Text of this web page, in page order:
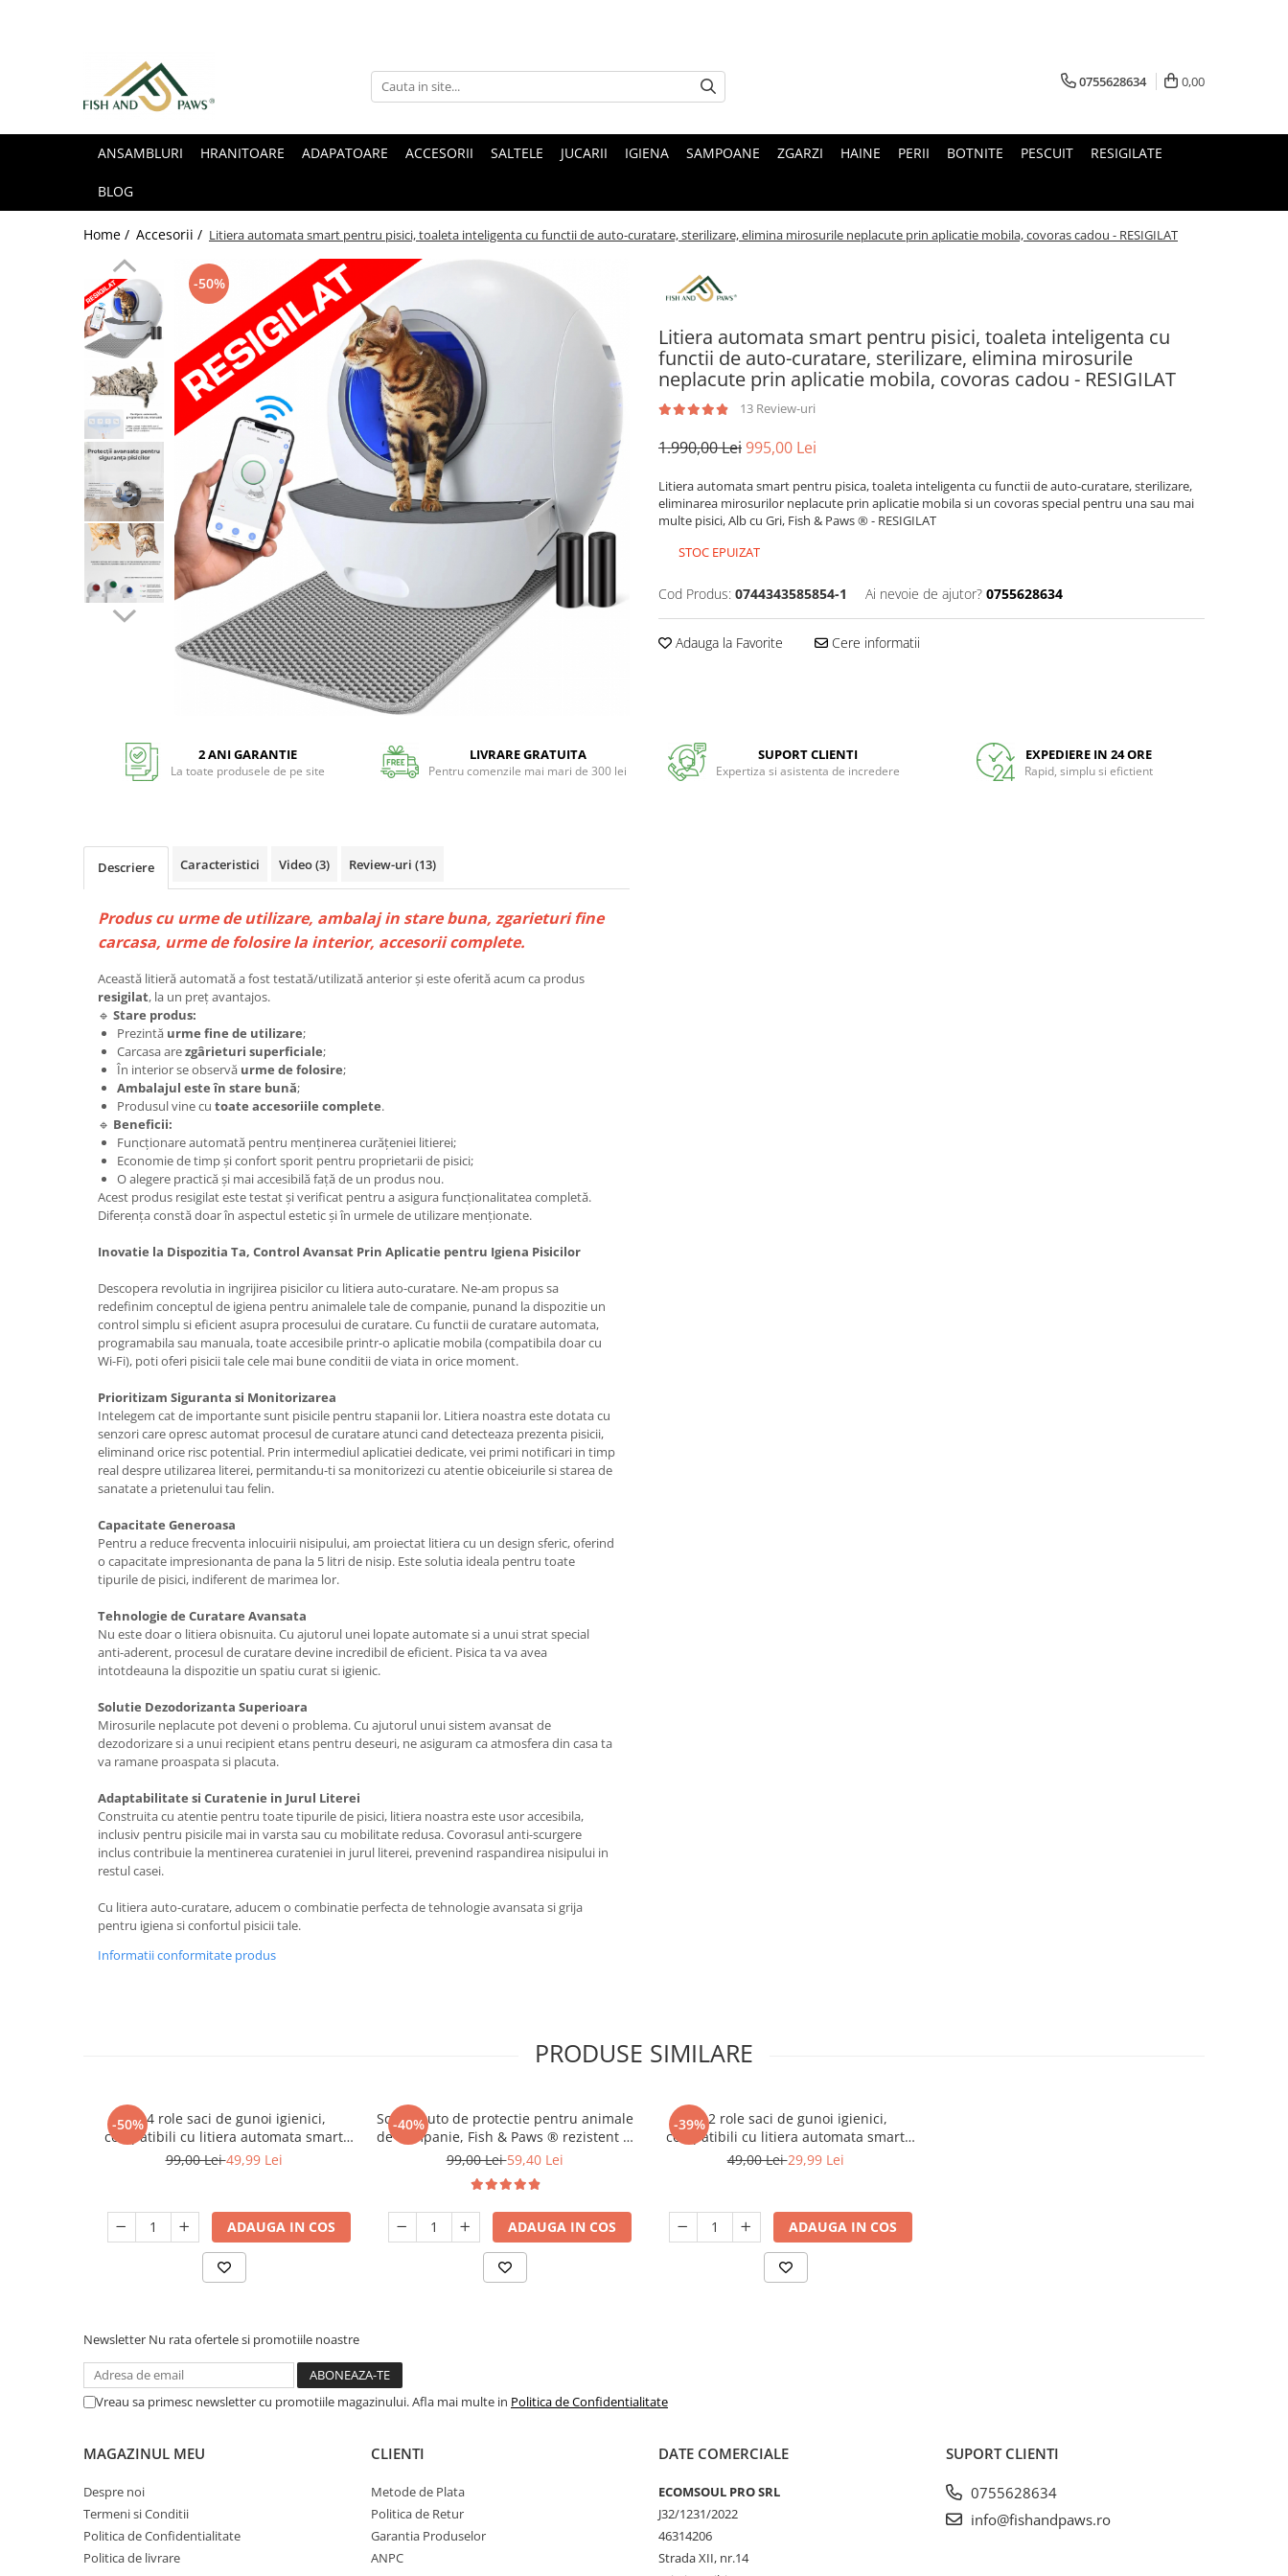
0755628634 0,00
ANSAMBLURI HRANITOARE ADAPATOARE ACCESORII SALTELE JUCARII IGIENA SAMPOANE ZGARZI HAINE PERII BOTNITE PESCUIT RESIGILATE
BLOG
Home / Accesorii / Litiera automata smart pentru pisici, toaleta inteligenta cu functii de auto-curatare, sterilizare, elimina mirosurile neplacute prin aplicatie mobila, covoras cadou - RESIGILAT
Litiera automata smart pentru pisici, toaleta inteligenta cu
functii de auto-curatare, sterilizare, elimina mirosurile
neplacute prin aplicatie mobila, covoras cadou - RESIGILAT
13 Review-uri
-50%
1.990,00 Lei995,00 Lei
Litiera automata smart pentru pisica, toaleta inteligenta cu functii de auto-curatare, sterilizare,
eliminarea mirosurilor neplacute prin aplicatie mobila si un covoras special pentru una sau mai
multe pisici, Alb cu Gri, Fish & Paws ® - RESIGILAT
STOC EPUIZAT
Cod Produs: 0744343585854-1 Ai nevoie de ajutor? 0755628634
Adauga la Favorite Cere informatii
2 ANI GARANTIE
La toate produsele de pe site
LIVRARE GRATUITA
Pentru comenzile mai mari de 300 lei
SUPORT CLIENTI
Expertiza si asistenta de incredere
EXPEDIERE IN 24 ORE
Rapid, simplu si efictient
Descriere Caracteristici Video(3) Review-uri (13)
Produs cu urme de utilizare, ambalaj in stare buna, zgarieturi fine
carcasa, urme de folosire la interior, accesorii complete.
Această litieră automată a fost testată/utilizată anterior și este oferită acum ca produs
resigilat, la un preț avantajos.
🔹 Stare produs:
Prezintă urme fine de utilizare;
Carcasa arezgârieturi superficiale;
În interior se observă urme de folosire;
Ambalajul este în stare bună;
Produsul vine cu toate accesoriile complete.
🔹 Beneficii:
Funcționare automată pentru menținerea curățeniei litierei;
Economie de timp și confort sporit pentru proprietarii de pisici;
O alegere practică și mai accesibilă față de un produs nou.
Acest produs resigilat este testat și verificat pentru a asigura funcționalitatea completă.
Diferența constă doar în aspectul estetic și în urmele de utilizare menționate.
Inovatie la Dispozitia Ta, Control Avansat Prin Aplicatie pentru Igiena Pisicilor
Descopera revolutia in ingrijirea pisicilor cu litiera auto-curatare. Ne-am propus sa
redefinim conceptul de igiena pentru animalele tale de companie, punand la dispozitie un
control simplu si eficient asupra procesului de curatare. Cu functii de curatare automata,
programabila sau manuala, toate accesibile printr-o aplicatie mobila (compatibila doar cu
Wi-Fi), poti oferi pisicii tale cele mai bune conditii de viata in orice moment.
Prioritizam Siguranta si Monitorizarea
Intelegem cat de importante sunt pisicile pentru stapanii lor. Litiera noastra este dotata cu
senzori care opresc automat procesul de curatare atunci cand detecteaza prezenta pisicii,
eliminand orice risc potential. Prin intermediul aplicatiei dedicate, vei primi notificari in timp
real despre utilizarea literei, permitandu-ti sa monitorizezi cu atentie obiceiurile si starea de
sanatate a prietenului tau felin.
Capacitate Generoasa
Pentru a reduce frecventa inlocuirii nisipului, am proiectat litiera cu un design sferic, oferind
o capacitate impresionanta de pana la 5 litri de nisip. Este solutia ideala pentru toate
tipurile de pisici, indiferent de marimea lor.
Tehnologie de Curatare Avansata
Nu este doar o litiera obisnuita. Cu ajutorul unei lopate automate si a unui strat special
anti-aderent, procesul de curatare devine incredibil de eficient. Pisica ta va avea
intotdeauna la dispozitie un spatiu curat si igienic.
Solutie Dezodorizanta Superioara
Mirosurile neplacute pot deveni o problema. Cu ajutorul unui sistem avansat de
dezodorizare si a unui recipient etans pentru deseuri, ne asiguram ca atmosfera din casa ta
va ramane proaspata si placuta.
Adaptabilitate si Curatenie in Jurul Literei
Construita cu atentie pentru toate tipurile de pisici, litiera noastra este usor accesibila,
inclusiv pentru pisicile mai in varsta sau cu mobilitate redusa. Covorasul anti-scurgere
inclus contribuie la mentinerea curateniei in jurul literei, prevenind raspandirea nisipului in
restul casei.
Cu litiera auto-curatare, aducem o combinatie perfecta de tehnologie avansata si grija
pentru igiena si confortul pisicii tale.
Informatii conformitate produs
PRODUSE SIMILARE
-50%
Set 4 role saci de gunoi igienici,
compatibili cu litiera automata smart
pentru pisici, ideal pentru colectarea
negru, Fish
99,00 Lei49,99 Lei
ADAUGA IN COS
-40%
Scaun auto de protectie pentru animale
de companie, Fish & Paws ® rezistent si
ajustabil, ideal pentru cainele sau pisica
32cm x 27cm x 19cm, Bej
99,00 Lei59,40 Lei
ADAUGA IN COS
-39%
Set 2 role saci de gunoi igienici,
compatibili cu litiera automata smart
pentru pisici, ideal pentru colectarea
negru, Fish
49,00 Lei29,99 Lei
ADAUGA IN COS
Newsletter Nu rata ofertele si promotiile noastre
Vreau sa primesc newsletter cu promotiile magazinului. Afla mai multe in Politica de Confidentialitate
MAGAZINUL MEU
Despre noi
Termeni si Conditii
Politica de Confidentialitate
Politica de livrare
CLIENTI
Metode de Plata
Politica de Retur
Garantia Produselor
ANPC
DATE COMERCIALE
ECOMSOUL PRO SRL
J32/1231/2022
46314206
Strada XII, nr.14
SUPORT CLIENTI
0755628634
info@fishandpaws.ro